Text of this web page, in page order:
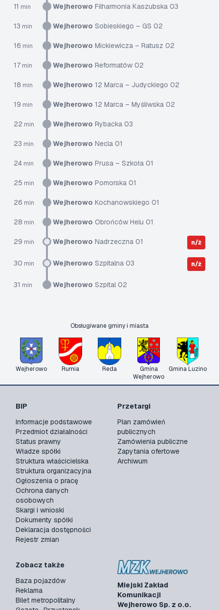
11 min Wejherowo Filharmonia Kaszubska 03
13 min Wejherowo Sobieskiego – GS 02
16 min Wejherowo Mickiewicza – Ratusz 02
17 min Wejherowo Reformatów 02
18 min Wejherowo 12 Marca – Judyckiego 02
19 min Wejherowo 12 Marca – Myśliwska 02
22 min Wejherowo Rybacka 03
23 min Wejherowo Necla 01
24 min Wejherowo Prusa – Szkoła 01
25 min Wejherowo Pomorska 01
26 min Wejherowo Kochanowskiego 01
28 min Wejherowo Obrońców Helu 01
29 min Wejherowo Nadrzeczna 01 n/ż
30 min Wejherowo Szpitalna 03 n/ż
31 min Wejherowo Szpital 02
Obsługiwane gminy i miasta
Wejherowo Rumia Reda
Gmina
Wejherowo
Gmina Luzino
Miejski Zakład
Komunikacji
Wejherowo Sp. z o.o.
BIP
Informacje podstawowe
Przedmiot działalności
Status prawny
Władze spółki
Struktura właścicielska
Struktura organizacyjna
Ogłoszenia o pracę
Ochrona danych
osobowych
Skargi i wnioski
Dokumenty spółki
Deklaracja dostępności
Rejestr zmian
Przetargi
Plan zamówień
publicznych
Zamówienia publiczne
Zapytania ofertowe
Archiwum
Zobacz także
Baza pojazdów
Reklama
Bilet metropolitalny